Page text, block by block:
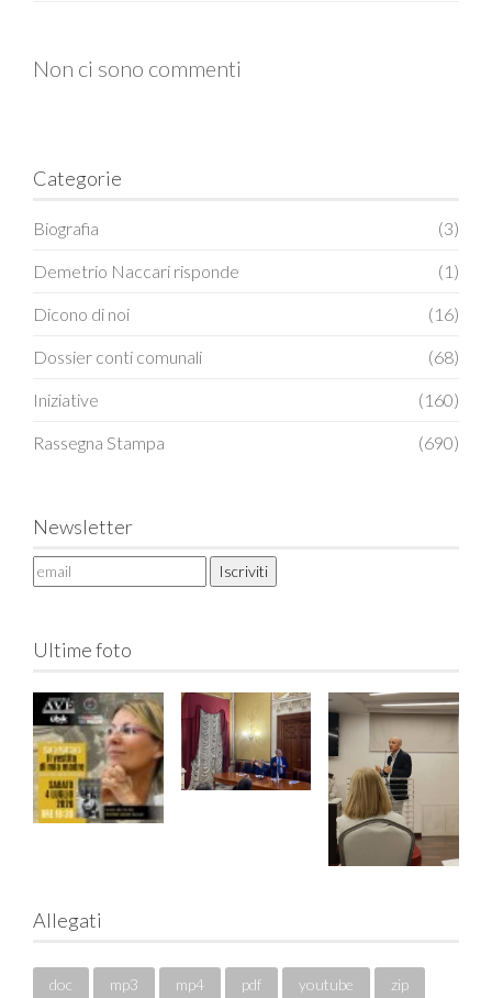
Non ci sono commenti
Categorie
Biografia (3)
Demetrio Naccari risponde (1)
Dicono di noi (16)
Dossier conti comunali (68)
Iniziative (160)
Rassegna Stampa (690)
Newsletter
Ultime foto
Allegati
doc mp3 mp4 pdf youtube zip